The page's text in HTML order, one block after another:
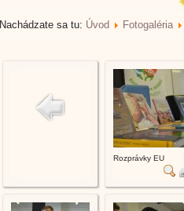
Nachádzate sa tu: Úvod Fotogaléria
Rozprávky EU